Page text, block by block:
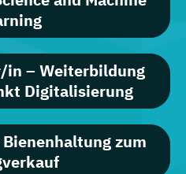
in – Weiterbildung
Digitalisierung
zum